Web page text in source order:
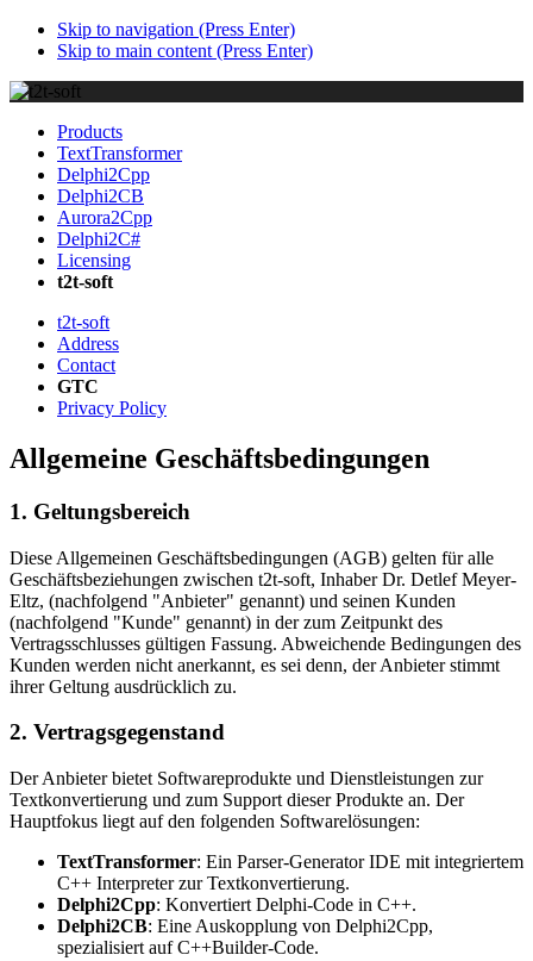
Skip to navigation (Press Enter)
Skip to main content (Press Enter)
Products
TextTransformer
Delphi2Cpp
Delphi2CB
Aurora2Cpp
Delphi2C#
Licensing
t2t-soft
t2t-soft
Address
Contact
GTC
Privacy Policy
Allgemeine Geschäftsbedingungen
1. Geltungsbereich
Diese Allgemeinen Geschäftsbedingungen (AGB) gelten für alle
Geschäftsbeziehungen zwischen t2t-soft, Inhaber Dr. Detlef Meyer-
Eltz, (nachfolgend "Anbieter" genannt) und seinen Kunden
(nachfolgend "Kunde" genannt) in der zum Zeitpunkt des
Vertragsschlusses gültigen Fassung. Abweichende Bedingungen des
Kunden werden nicht anerkannt, es sei denn, der Anbieter stimmt
ihrer Geltung ausdrücklich zu.
2. Vertragsgegenstand
Der Anbieter bietet Softwareprodukte und Dienstleistungen zur
Textkonvertierung und zum Support dieser Produkte an. Der
Hauptfokus liegt auf den folgenden Softwarelösungen:
TextTransformer: Ein Parser-Generator IDE mit integriertem
C++ Interpreter zur Textkonvertierung.
Delphi2Cpp: Konvertiert Delphi-Code in C++.
Delphi2CB: Eine Auskopplung von Delphi2Cpp,
spezialisiert auf C++Builder-Code.